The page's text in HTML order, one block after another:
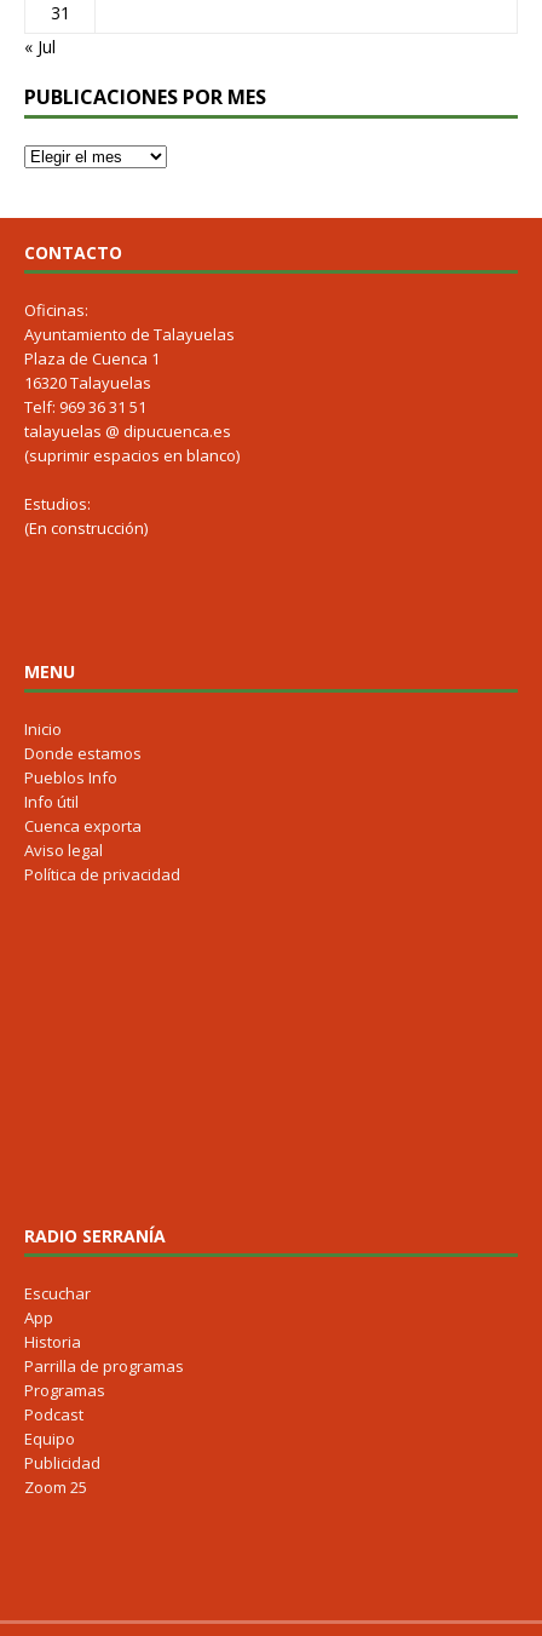
31
« Jul
PUBLICACIONES POR MES
CONTACTO
Oficinas:
Ayuntamiento de Talayuelas
Plaza de Cuenca 1
16320 Talayuelas
Telf: 969 36 31 51
talayuelas @ dipucuenca.es
(suprimir espacios en blanco)
Estudios:
(En construcción)
MENU
Inicio
Donde estamos
Pueblos Info
Info útil
Cuenca exporta
Aviso legal
Política de privacidad
RADIO SERRANÍA
Escuchar
App
Historia
Parrilla de programas
Programas
Podcast
Equipo
Publicidad
Zoom 25